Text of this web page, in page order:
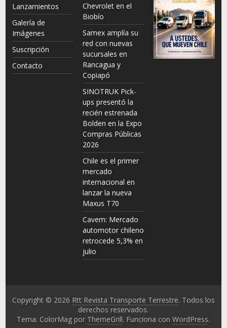
Lanzamientos
Galería de
Imágenes
Suscripción
Contacto
Chevrolet en el
Biobío
Samex amplía su
red con nuevas
sucursales en
Rancagua y
Copiapó
SINOTRUK Pick-
ups presentó la
recién estrenada
Bolden en la Expo
Compras Públicas
2026
Chile es el primer
mercado
internacional en
lanzar la nueva
Maxus T70
Cavem: Mercado
automotor chileno
retrocede 5,3% en
julio
Copyright © 2026 Rtt Revista Transporte Terrestre. Todos los
derechos reservados.
Tema: ColorMag por ThemeGrill. Funciona conWordPress.